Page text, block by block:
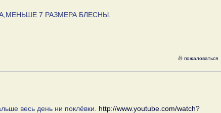
7 РАЗМЕРА БЛЕСНЫ.
пожаловаться
весь день ни поклёвки. http://www.youtube.com/watch?